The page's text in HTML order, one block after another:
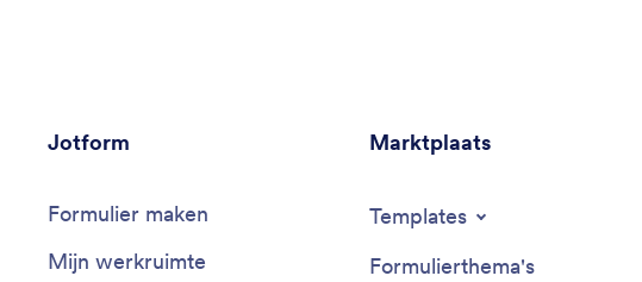
Jotform
Formulier maken
Mijn werkruimte
Marktplaats
Templates
Formulierthema's